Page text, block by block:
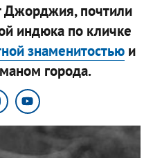
Джорджия, почтили
индюка по кличке
знаменитостьюи
города.